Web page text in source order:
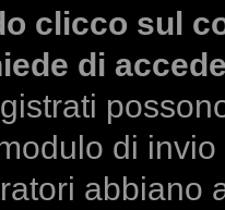
clicco sul
di
di
abbiano